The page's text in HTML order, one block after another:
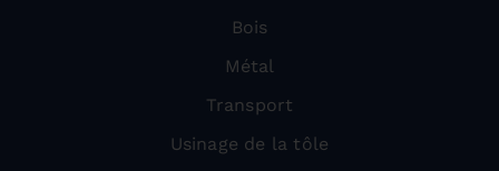
Bois
Métal
Transport
Usinage de la tôle